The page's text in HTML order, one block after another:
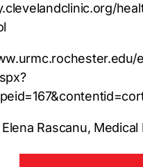
Rascanu, Medical